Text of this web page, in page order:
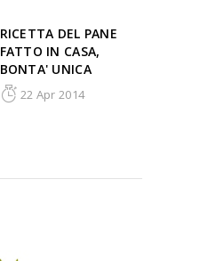
RICETTA DEL PANE
FATTO IN CASA,
BONTA' UNICA
22 Apr 2014